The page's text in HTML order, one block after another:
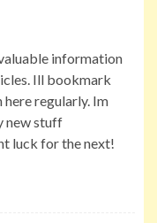
information
Ill bookmark
regularly. Im
new stuff
luck for the next!